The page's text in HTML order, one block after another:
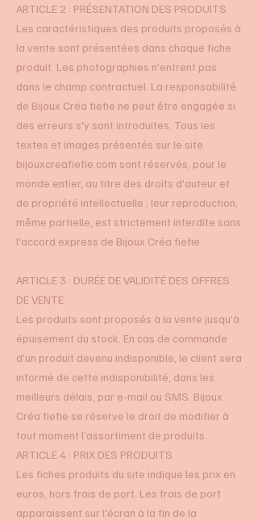
ARTICLE 2 : PRÉSENTATION DES PRODUITS
Les caractéristiques des produits proposés à
la vente sont présentées dans chaque fiche
produit. Les photographies n'entrent pas
dans le champ contractuel. La responsabilité
de Bijoux Créa fiefie ne peut être engagée si
des erreurs s'y sont introduites. Tous les
textes et images présentés sur le site
bijouxcreafiefie.com sont réservés, pour le
monde entier, au titre des droits d'auteur et
de propriété intellectuelle ; leur reproduction,
même partielle, est strictement interdite sans
l'accord express de Bijoux Créa fiefie.
ARTICLE 3 : DURÉE DE VALIDITÉ DES OFFRES
DE VENTE
Les produits sont proposés à la vente jusqu'à
épuisement du stock. En cas de commande
d'un produit devenu indisponible, le client sera
informé de cette indisponibilité, dans les
meilleurs délais, par e-mail ou SMS. Bijoux
Créa fiefie se réserve le droit de modifier à
tout moment l’assortiment de produits.
ARTICLE 4 : PRIX DES PRODUITS
Les fiches produits du site indique les prix en
euros, hors frais de port. Les frais de port
apparaissent sur l'écran à la fin de la